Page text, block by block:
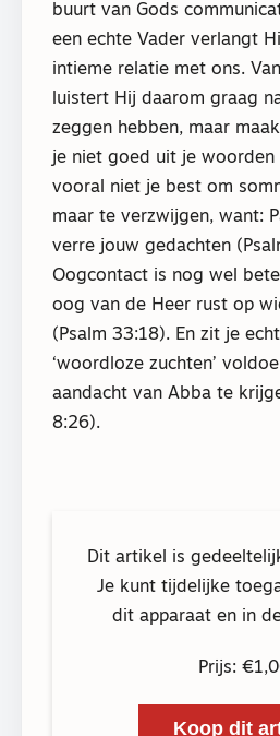
buurt van Gods
een echte Vader verlangt
intieme relatie met ons.
luistert Hij daarom graag
zeggen hebben, maar
je niet goed uit je
vooral niet je best om
maar te verzwijgen, want:
verre jouw gedachten
Oogcontact is nog wel
oog van de Heer rust op
(Psalm 33:18). En zit je
‘woordloze zuchten’
aandacht van Abba te
8:26).
Dit artikel is
Je kunt tijdelijke
dit apparaat en in
Prijs:
Koop dit